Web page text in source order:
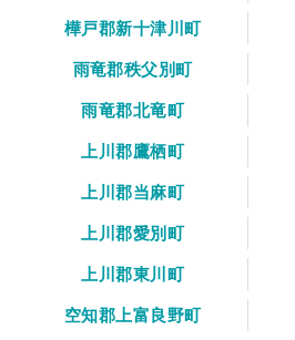
樺戸郡新十津川町
雨竜郡秩父別町
雨竜郡北竜町
上川郡鷹栖町
上川郡当麻町
上川郡愛別町
上川郡東川町
空知郡上富良野町